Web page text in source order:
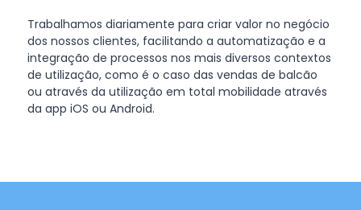
Trabalhamos diariamente para criar valor no negócio
dos nossos clientes, facilitando a automatização e a
integração de processos nos mais diversos contextos
de utilização, como é o caso das vendas de balcão
ou através da utilização em total mobilidade através
da app iOS ou Android.